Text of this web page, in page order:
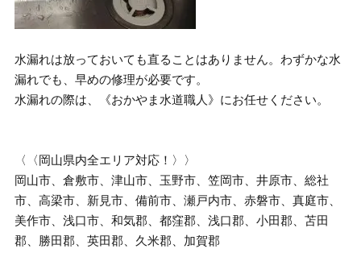
水漏れは放っておいても直ることはありません。わずかな水
漏れでも、早めの修理が必要です。
水漏れの際は、《おかやま水道職人》にお任せください。
〈〈岡山県内全エリア対応！〉〉
岡山市、倉敷市、津山市、玉野市、笠岡市、井原市、総社
市、高梁市、新見市、備前市、瀬戸内市、赤磐市、真庭市、
美作市、浅口市、和気郡、都窪郡、浅口郡、小田郡、苫田
郡、勝田郡、英田郡、久米郡、加賀郡